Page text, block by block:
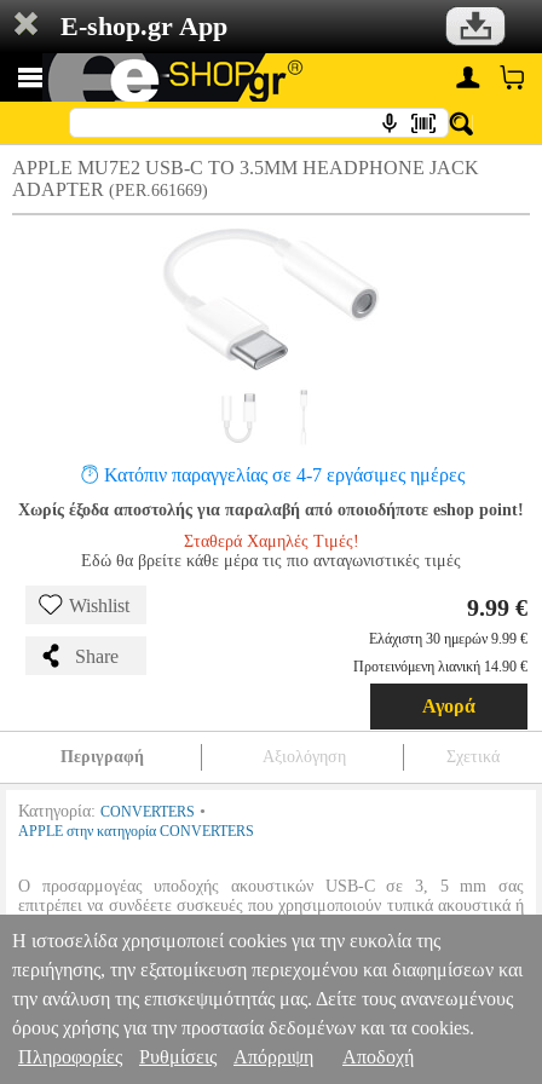
E-shop.gr App
APPLE MU7E2 USB-C TO 3.5MM HEADPHONE JACK
ADAPTER (PER.661669)
Κατόπιν παραγγελίας σε 4-7 εργάσιμες ημέρες
Χωρίς έξοδα αποστολής για παραλαβή από οποιοδήποτε eshop point!
Σταθερά Χαμηλές Τιμές!
Εδώ θα βρείτε κάθε μέρα τις πιο ανταγωνιστικές τιμές
Wishlist
Share
9.99 €
Ελάχιστη 30 ημερών 9.99 €
Προτεινόμενη λιανική 14.90 €
Αγορά
Περιγραφή Αξιολόγηση Σχετικά
Κατηγορία: CONVERTERS •
APPLE στην κατηγορία CONVERTERS
Ο προσαρμογέας υποδοχής ακουστικών USB-C σε 3, 5 mm σας
επιτρέπει να συνδέετε συσκευές που χρησιμοποιούν τυπικά ακουστικά ή
APPLE MU7E2 USB-C TO 3.5MM HEADPHONE JACK
ADAPTER PER.661669 PER.661669 APPLEAPPLE
CONVERTERS Κατηγορία: CONVERTERS
•APPLE στην κατηγορία CONVERTERS Ο προσαρμογέας
υποδοχής ακουστικών USB-C σε 3, 5 mm σας επιτρέπει να συνδέετε
Πληροφορίες & Υπηρεσίες >
Η ιστοσελίδα χρησιμοποιεί cookies για την ευκολία της
περιήγησης, την εξατομίκευση περιεχομένου και διαφημίσεων και
την ανάλυση της επισκεψιμότητάς μας. Δείτε τους ανανεωμένους
όρους χρήσης για την προστασία δεδομένων και τα cookies.
Πληροφορίες
Ρυθμίσεις Απόρριψη Αποδοχή